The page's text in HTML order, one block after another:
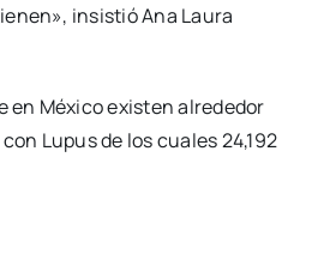
insistió Ana Laura
en México existen alrededor
Lupus de los cuales 24,192